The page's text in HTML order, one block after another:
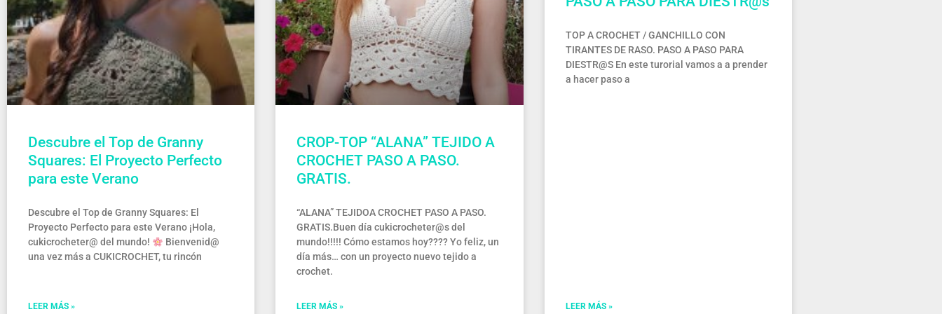
Descubre el Top de Granny
Squares: El Proyecto Perfecto
para este Verano
Descubre el Top de Granny Squares: El
Proyecto Perfecto para este Verano ¡Hola,
cukicrocheter@ del mundo!
Bienvenid@
una vez más a CUKICROCHET, tu rincón
LEER MÁS »
CROP-TOP “ALANA” TEJIDO A
CROCHET PASO A PASO.
GRATIS.
“ALANA” TEJIDOA CROCHET PASO A PASO.
GRATIS.Buen día cukicrocheter@s del
mundo!!!!! Cómo estamos hoy???? Yo feliz, un
día más… con un proyecto nuevo tejido a
crochet.
LEER MÁS »
TOP A CROCHET / GANCHILLO CON
TIRANTES DE RASO. PASO A PASO PARA
DIESTR@S En este turorial vamos a a prender
a hacer paso a
LEER MÁS »